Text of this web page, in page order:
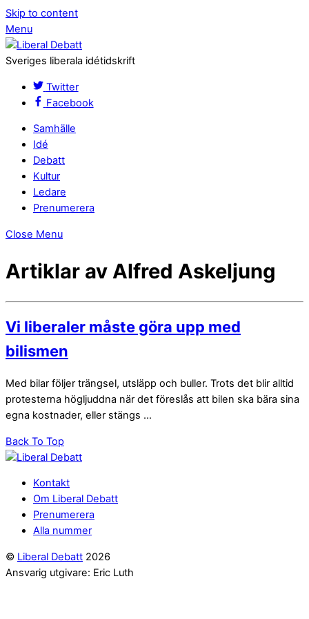
Skip to content
Menu
Sveriges liberala idétidskrift
Twitter
Facebook
Samhälle
Idé
Debatt
Kultur
Ledare
Prenumerera
Close Menu
Artiklar av Alfred Askeljung
Vi liberaler måste göra upp med
bilismen
Med bilar följer trängsel, utsläpp och buller. Trots det blir alltid
protesterna högljuddna när det föreslås att bilen ska bära sina
egna kostnader, eller stängs ...
Back To Top
Kontakt
Om Liberal Debatt
Prenumerera
Alla nummer
© Liberal Debatt 2026
Ansvarig utgivare: Eric Luth